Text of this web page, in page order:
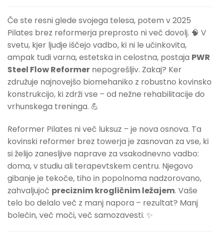
Če ste resni glede svojega telesa, potem v 2025
Pilates brez reformerja preprosto ni več dovolj. 🧠 V
svetu, kjer ljudje iščejo vadbo, ki ni le učinkovita,
ampak tudi varna, estetska in celostna, postaja PWR
Steel Flow Reformer nepogrešljiv. Zakaj? Ker
združuje najnovejšo biomehaniko z robustno kovinsko
konstrukcijo, ki zdrži vse – od nežne rehabilitacije do
vrhunskega treninga. 💪
Reformer Pilates ni več luksuz – je nova osnova. Ta
kovinski reformer brez towerja je zasnovan za vse, ki
si želijo zanesljive naprave za vsakodnevno vadbo:
doma, v studiu ali terapevtskem centru. Njegovo
gibanje je tekoče, tiho in popolnoma nadzorovano,
zahvaljujoč preciznim krogličnim ležajem. Vaše
telo bo delalo več z manj napora – rezultat? Manj
bolečin, več moči, več samozavesti. ✨